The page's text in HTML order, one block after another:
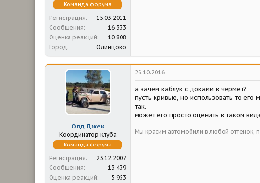
Команда форума
Регистрация
15.03.2011
Сообщения
16 333
Оценка реакций
10 808
Город
Одинцово
Олд Джек
Координатор клуба
Команда форума
Регистрация
23.12.2007
Сообщения
13 439
Оценка реакций
5 953
26.10.2016
а зачем каблук с доками в чермет?
пусть кривые, но использовать то
так.
может его просто оценить в таком
Мы красим автомобили в любой оттенок,